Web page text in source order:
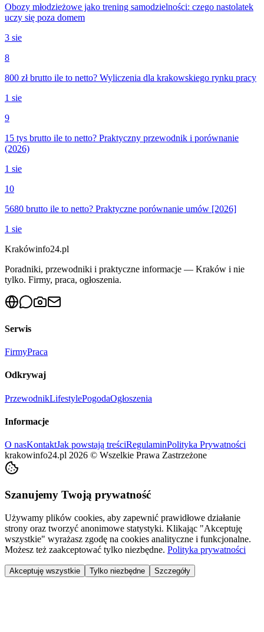
Obozy młodzieżowe jako trening samodzielności: czego nastolatek
uczy się poza domem
3 sie
8
800 zł brutto ile to netto? Wyliczenia dla krakowskiego rynku pracy
1 sie
9
15 tys brutto ile to netto? Praktyczny przewodnik i porównanie
(2026)
1 sie
10
5680 brutto ile to netto? Praktyczne porównanie umów [2026]
1 sie
Krakówinfo24.pl
Poradniki, przewodniki i praktyczne informacje — Kraków i nie
tylko. Firmy, praca, ogłoszenia.
Serwis
FirmyPraca
Odkrywaj
PrzewodnikLifestylePogodaOgłoszenia
Informacje
O nasKontaktJak powstają treściRegulaminPolityka Prywatności
krakowinfo24.pl 2026 © Wszelkie Prawa Zastrzeżone
Szanujemy Twoją prywatność
Używamy plików cookies, aby zapewnić prawidłowe działanie
strony oraz tworzyć anonimowe statystyki. Klikając "Akceptuję
wszystkie" wyrażasz zgodę na cookies analityczne i funkcjonalne.
Możesz też zaakceptować tylko niezbędne. Polityka prywatności
Akceptuję wszystkie Tylko niezbędne Szczegóły